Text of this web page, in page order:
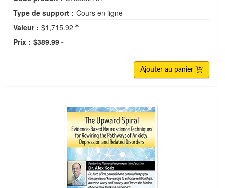
Type de support : Cours en ligne
Valeur : $1,715.92
Prix : $389.99 -
Ajouter au panier